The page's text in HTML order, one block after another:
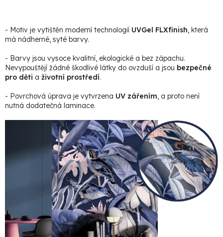
- Motiv je vytištěn moderní technologií UVGel FLXfinish, která
má nádherné, syté barvy.
- Barvy jsou vysoce kvalitní, ekologické a bez zápachu.
Nevypouštějí žádné škodlivé látky do ovzduší a jsou bezpečné
pro děti a životní prostředí.
- Povrchová úprava je vytvrzena UV zářením, a proto není
nutná dodatečná laminace.